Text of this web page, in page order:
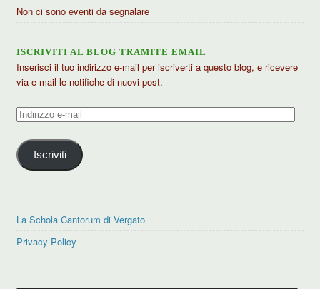
Non ci sono eventi da segnalare
ISCRIVITI AL BLOG TRAMITE EMAIL
Inserisci il tuo indirizzo e-mail per iscriverti a questo blog, e ricevere
via e-mail le notifiche di nuovi post.
Indirizzo
mail
Iscriviti
La Schola Cantorum di Vergato
Privacy Policy